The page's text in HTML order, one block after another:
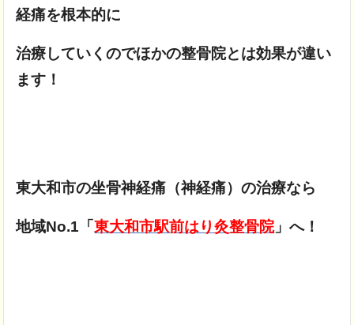
経痛を根本的に
治療していくのでほかの整骨院とは効果が違い
ます！
東大和市の坐骨神経痛（神経痛）の治療なら
地域No.1「東大和市駅前はり灸整骨院」へ！